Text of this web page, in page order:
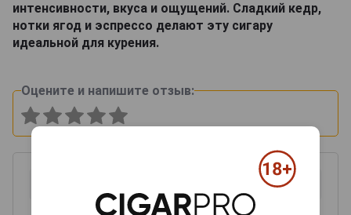
интенсивности, вкуса и ощущений. Сладкий кедр,
нотки ягод и эспрессо делают эту сигару
идеальной для курения.
Оцените и напишите отзыв: